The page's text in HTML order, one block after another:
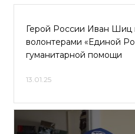
Герой России Иван Шиц
волонтерами «Единой
гуманитарной помощи
13.01.25